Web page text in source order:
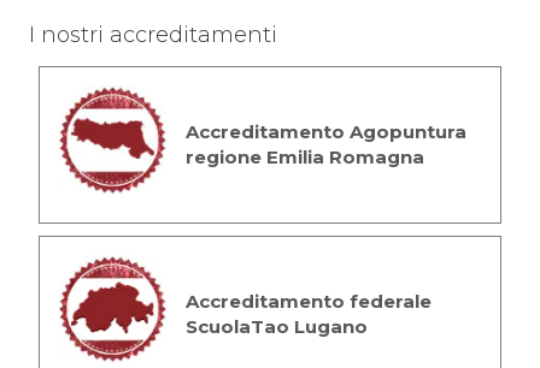
I nostri accreditamenti
Accreditamento Agopuntura
regione Emilia Romagna
Accreditamento federale
ScuolaTao Lugano